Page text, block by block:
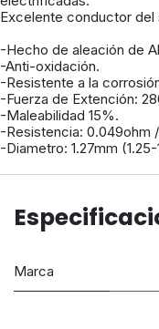
Excelente conductor
-Hecho de aleación de
-Anti-oxidación.
-Resistente a la
-Fuerza de Extención:
-Maleabilidad 15%.
-Resistencia: 0.049ohm
-Diametro: 1.27mm (1.25-
Marca